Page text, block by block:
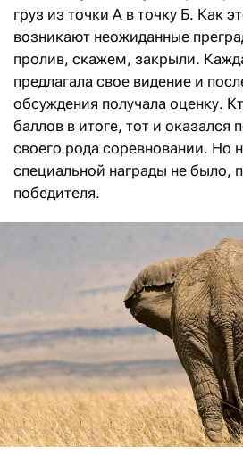
груз из точки А в точку Б. Как
возникают неожиданные
пролив, скажем, закрыли.
предлагала свое видение и
обсуждения получала оценку.
баллов в итоге, тот и оказался
своего рода соревновании. Но
специальной награды не было,
победителя.